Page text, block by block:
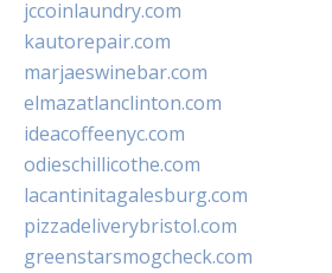
jccoinlaundry.com
kautorepair.com
marjaeswinebar.com
elmazatlanclinton.com
ideacoffeenyc.com
odieschillicothe.com
lacantinitagalesburg.com
pizzadeliverybristol.com
greenstarsmogcheck.com